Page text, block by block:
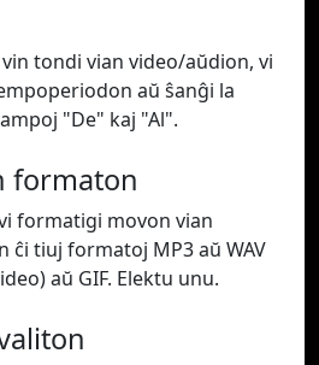
tondi vian video/aŭdion, vi
aŭ ŝanĝi la
"De" kaj "Al".
formaton
formatigi movon vian
ĉi tiuj formatoj MP3 aŭ WAV
aŭ GIF. Elektu unu.